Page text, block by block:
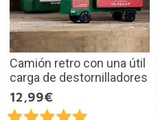
Camión retro con una útil
carga de destornilladores
12,99€